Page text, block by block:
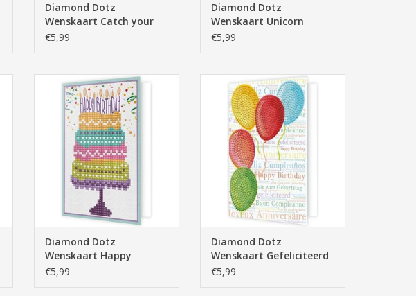
Diamond Dotz
Wenskaart Catch your
Dreams
€5,99
Diamond Dotz
Wenskaart Unicorn
€5,99
Diamond Dotz Wenskaart Happy
Birthday Taart
TOEVOEGEN AAN WINKELWAGEN
Diamond Dotz
Wenskaart Happy
Birthday Taart
€5,99
Diamond Dotz Wenskaart
Gefeliciteerd Ballonnen
TOEVOEGEN AAN WINKELWAGEN
Diamond Dotz
Wenskaart Gefeliciteerd
Ballonnen
€5,99